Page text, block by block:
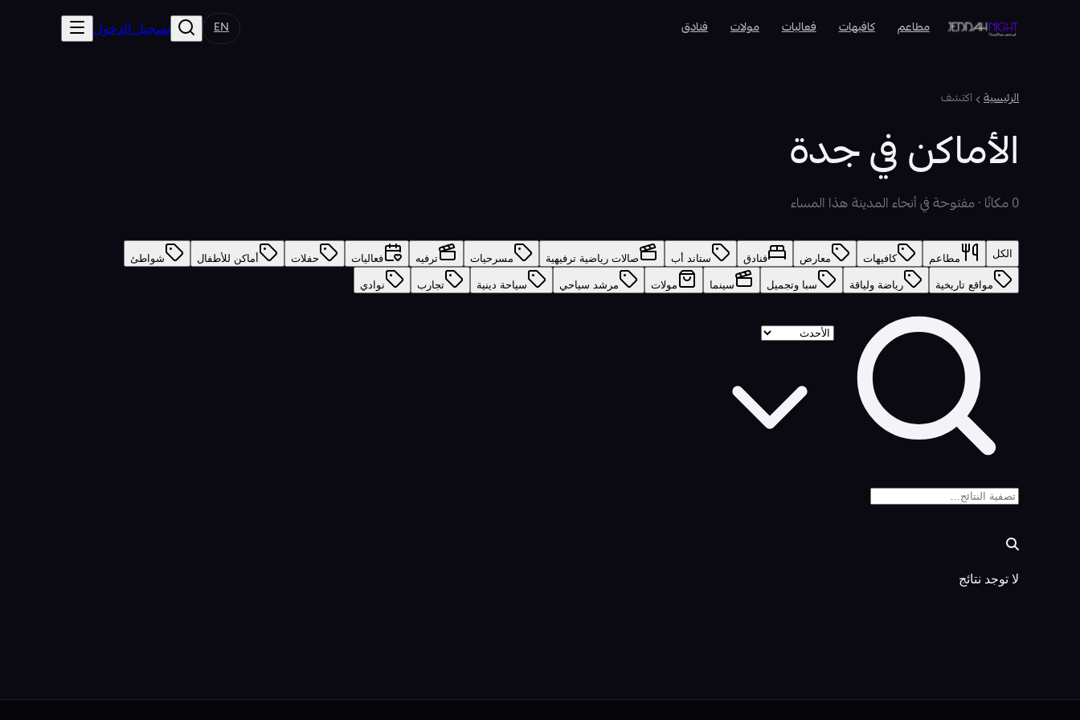
مطاعم كافيهات فعاليات مولات فنادق EN تسجيل الدخول
الرئيسية اكتشف
الأماكن في جدة
0 مكانًا · مفتوحة في أنحاء المدينة هذا المساء
الكل مطاعم كافيهات معارض فنادق ستاند أب صالات رياضية ترفيهية مسرحيات ترفيه فعاليات حفلات أماكن للأطفال شواطئ
مواقع تاريخية رياضة ولياقة سبا وتجميل سينما مولات مرشد سياحي سياحة دينية تجارب نوادي
لا توجد نتائج